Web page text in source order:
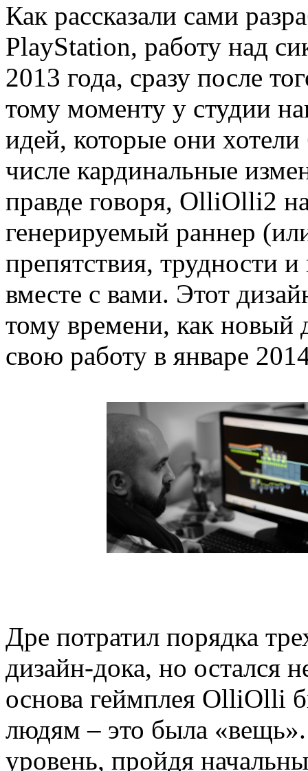
Как рассказали сами
PlayStation, работу над
2013 года, сразу после
тому моменту у студии
идей, которые они
числе кардинальные
правде говоря, OlliOlli2
генерируемый раннер
препятствия, трудности
вместе с вами. Этот
тому времени, как новый
свою работу в январе
Дре потратил порядка
дизайн-дока, но остался
основа геймплея OlliOlli
людям – это была
уровень, пройдя